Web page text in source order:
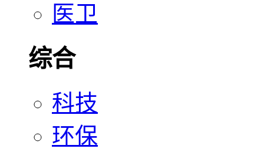
医卫
综合
科技
环保